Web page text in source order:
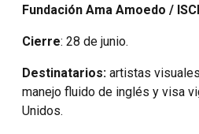
Fundación Ama Amoedo /
Cierre: 28 de junio.
Destinatarios: artistas
manejo fluido de inglés y visa
Unidos.